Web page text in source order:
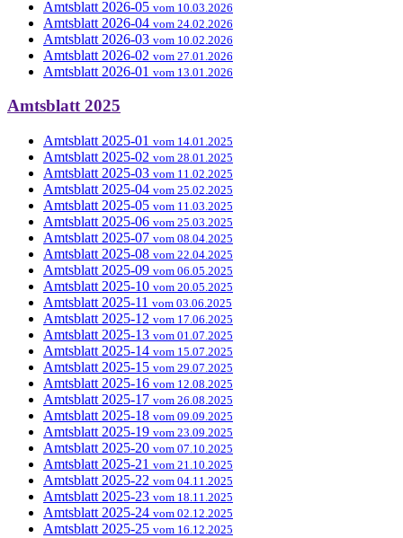
Amtsblatt 2026-05 vom 10.03.2026
Amtsblatt 2026-04 vom 24.02.2026
Amtsblatt 2026-03 vom 10.02.2026
Amtsblatt 2026-02 vom 27.01.2026
Amtsblatt 2026-01 vom 13.01.2026
Amtsblatt 2025
Amtsblatt 2025-01 vom 14.01.2025
Amtsblatt 2025-02 vom 28.01.2025
Amtsblatt 2025-03 vom 11.02.2025
Amtsblatt 2025-04 vom 25.02.2025
Amtsblatt 2025-05 vom 11.03.2025
Amtsblatt 2025-06 vom 25.03.2025
Amtsblatt 2025-07 vom 08.04.2025
Amtsblatt 2025-08 vom 22.04.2025
Amtsblatt 2025-09 vom 06.05.2025
Amtsblatt 2025-10 vom 20.05.2025
Amtsblatt 2025-11 vom 03.06.2025
Amtsblatt 2025-12 vom 17.06.2025
Amtsblatt 2025-13 vom 01.07.2025
Amtsblatt 2025-14 vom 15.07.2025
Amtsblatt 2025-15 vom 29.07.2025
Amtsblatt 2025-16 vom 12.08.2025
Amtsblatt 2025-17 vom 26.08.2025
Amtsblatt 2025-18 vom 09.09.2025
Amtsblatt 2025-19 vom 23.09.2025
Amtsblatt 2025-20 vom 07.10.2025
Amtsblatt 2025-21 vom 21.10.2025
Amtsblatt 2025-22 vom 04.11.2025
Amtsblatt 2025-23 vom 18.11.2025
Amtsblatt 2025-24 vom 02.12.2025
Amtsblatt 2025-25 vom 16.12.2025